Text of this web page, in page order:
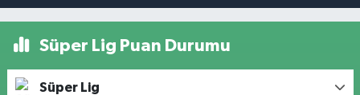
Süper Lig Puan Durumu
Süper Lig